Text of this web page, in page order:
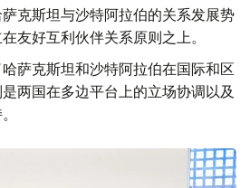
克斯坦与沙特阿拉伯的关系发展势
友好互利伙伴关系原则之上。
萨克斯坦和沙特阿拉伯在国际和区
两国在多边平台上的立场协调以及